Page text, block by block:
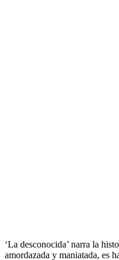
‘La desconocida’ narra la
amordazada y maniatada, es